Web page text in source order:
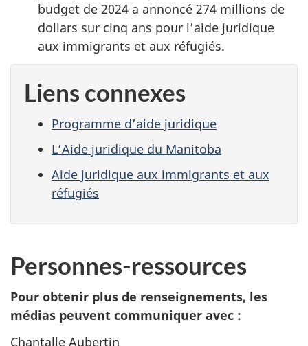
budget de 2024 a annoncé 274 millions de
dollars sur cinq ans pour l’aide juridique
aux immigrants et aux réfugiés.
Liens connexes
Programme d’aide juridique
L’Aide juridique du Manitoba
Aide juridique aux immigrants et aux
réfugiés
Personnes-ressources
Pour obtenir plus de renseignements, les
médias peuvent communiquer avec :
Chantalle Aubertin